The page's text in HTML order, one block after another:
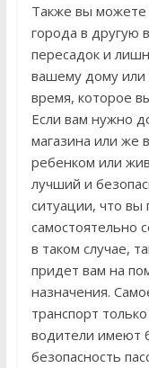
Также вы можете
города в другую
пересадок и
вашему дому или
время, которое
Если вам нужно
магазина или же
ребенком или
лучший и
ситуации, что вы
самостоятельно
в таком случае,
придет вам на
назначения.
транспорт
водители имеют
безопасность